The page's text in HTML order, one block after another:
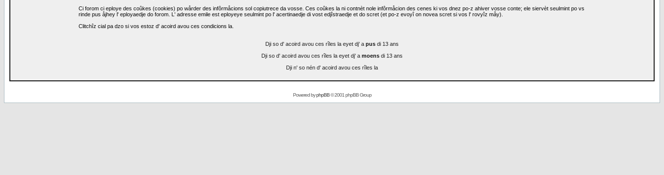
Ci forom ci eploye des coûkes (cookies) po wårder des infôrmåcions sol copiutrece da vosse. Ces coûkes la ni contnèt nole infôrmåcion des cenes ki vos dnez po-z ahiver vosse conte; ele siervèt seulmint po vs
rinde pus åjhey l' eployaedje do forom. L' adresse emile est eployeye seulmint po l' acertinaedje di vost edjîstraedje et do scret (et po-z evoyî on novea scret si vos l' rovyîz måy).
Clitchîz cial pa dzo si vos estoz d' acoird avou ces condicions la.
Dji so d' acoird avou ces rîles la eyet dj' a pus di 13 ans
Dji so d' acoird avou ces rîles la eyet dj' a moens di 13 ans
Dji n' so nén d' acoird avou ces rîles la
Powered byphpBB© 2001 phpBB Group